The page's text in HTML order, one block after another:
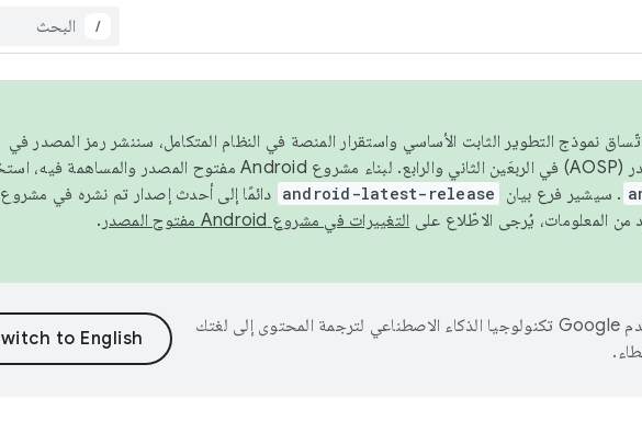
/
2026، ولضمان اتّساق نموذج التطوير الثابت الأساسي واستقرار المنصة في النظام المتكامل، سننشر رمز المصدر في
. سيشير فرع بيان android-latest-release دائمًا إلى أحدث إصدار تم نشره في مشروع
التغييرات في مشروع Android مفتوح المصدر .
تستخدم Google تكنولوجيا الذكاء الاصطناعي لترجمة المحتوى إلى لغتك